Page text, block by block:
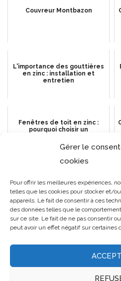
Gérer le
cookies
Pour offrir les meilleures expériences,
telles que les cookies pour stocker et/
appareils. Le fait de consentir à ces
des données telles que le
sur ce site. Le fait de ne pas consentir
peut avoir un effet négatif sur certaines
Couvreur Montbazon
L'importance des gouttières
en zinc : installation et
entretien
Fenêtres de toit en zinc :
pourquoi choisir un
l’installation à Cannes ?
toiture par un couvreur?